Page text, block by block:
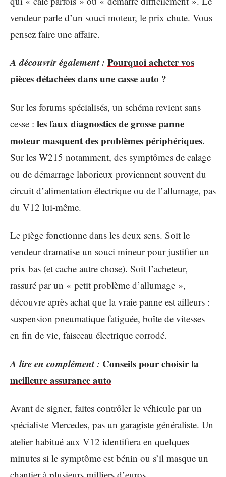
vendeur parle d’un souci moteur, le prix chute. Vous
pensez faire une affaire.
A découvrir également : Pourquoi acheter vos
pièces détachées dans une casse auto ?
Sur les forums spécialisés, un schéma revient sans
cesse : les faux diagnostics de grosse panne
moteur masquent des problèmes périphériques.
Sur les W215 notamment, des symptômes de calage
ou de démarrage laborieux proviennent souvent du
circuit d’alimentation électrique ou de l’allumage, pas
du V12 lui-même.
Le piège fonctionne dans les deux sens. Soit le
vendeur dramatise un souci mineur pour justifier un
prix bas (et cache autre chose). Soit l’acheteur,
rassuré par un « petit problème d’allumage »,
découvre après achat que la vraie panne est ailleurs :
suspension pneumatique fatiguée, boîte de vitesses
en fin de vie, faisceau électrique corrodé.
A lire en complément : Conseils pour choisir la
meilleure assurance auto
Avant de signer, faites contrôler le véhicule par un
spécialiste Mercedes, pas un garagiste généraliste. Un
atelier habitué aux V12 identifiera en quelques
minutes si le symptôme est bénin ou s’il masque un